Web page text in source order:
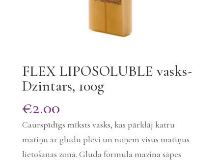
FLEX LIPOSOLUBLE vasks-
Dzintars, 100g
€2.00
Caurspīdīgs mīksts vasks, kas pārklāj katru
matiņu ar gludu plēvi un noņem visus matiņus
lietošanas zonā. Gluda formula mazina sāpes